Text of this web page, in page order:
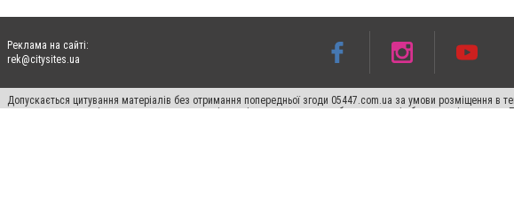
Реклама на сайті:
rek@citysites.ua
Допускається цитування матеріалів без отримання попередньої згоди 05447.com.ua за умови розміщення в
пошукових систем гіперпосилання на цитовані статті не нижче другого абзацу в тексті або в якості